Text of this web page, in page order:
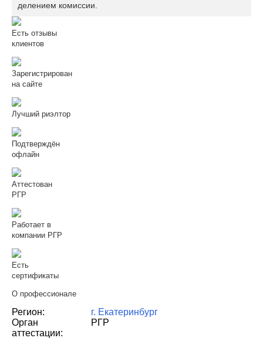
делением комиссии.
Есть отзывы
клиентов
Зарегистрирован
на сайте
Лучший риэлтор
Подтверждён
офлайн
Аттестован
РГР
Работает в
компании РГР
Есть
сертификаты
О профессионале
Регион:
г. Екатеринбург
Орган
аттестации:
РГР